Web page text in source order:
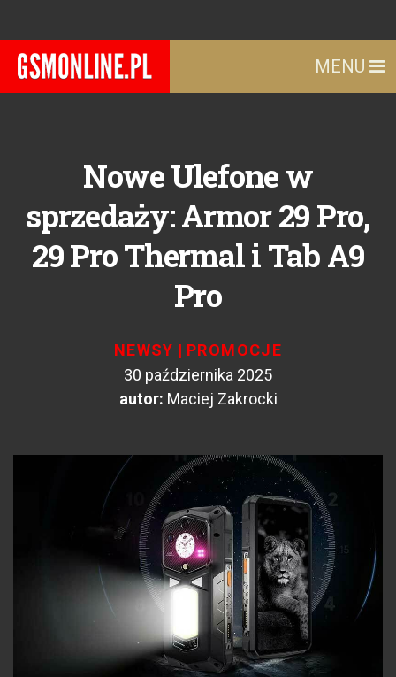
MENU
Nowe Ulefone w
sprzedaży: Armor 29 Pro,
29 Pro Thermal i Tab A9
Pro
NEWSY | PROMOCJE
30 października 2025
autor: Maciej Zakrocki